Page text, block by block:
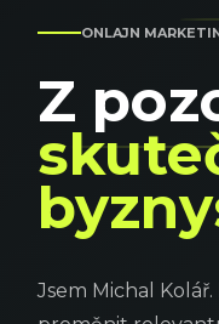
ONLAJN
Z
Jsem Michal